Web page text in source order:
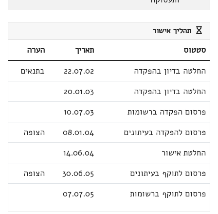
תהליך אישור
סטטוס תאריך
הערה
החלטה בדיון בהפקדה
22.07.02
בתנאים
החלטה בדיון בהפקדה
20.01.03
פרסום הפקדה ברשומות
10.07.03
פרסום להפקדה בעיתונים
08.01.04
הצופה
החלטת אישור
14.06.04
פרסום לתוקף בעיתונים
30.06.05
הצופה
פרסום לתוקף ברשומות
07.07.05